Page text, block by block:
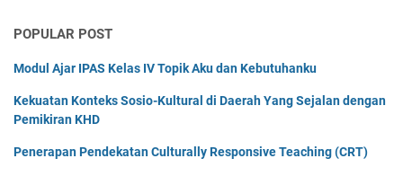
POPULAR POST
Modul Ajar IPAS Kelas IV Topik Aku dan Kebutuhanku
Kekuatan Konteks Sosio-Kultural di Daerah Yang Sejalan dengan
Pemikiran KHD
Penerapan Pendekatan Culturally Responsive Teaching (CRT)